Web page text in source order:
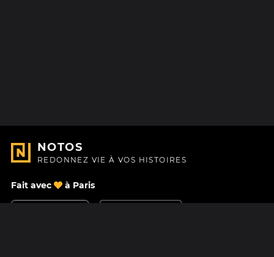
NOTOS
REDONNEZ VIE À VOS HISTOIRES
Fait avec à Paris